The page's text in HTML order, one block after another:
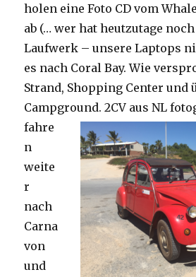
holen eine Foto CD vom
ab (… wer hat heutzutage
Laufwerk – unsere Laptops
es nach Coral Bay. Wie
Strand, Shopping Center und
Campground.2CV aus NL
fahre
n
weite
r
nach
Carna
von
und